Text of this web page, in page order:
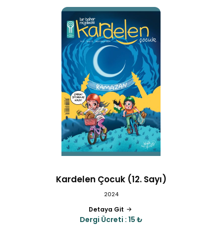
Kardelen Çocuk (12. Sayı)
2024
Detaya Git
Dergi Ücreti : 15 ₺